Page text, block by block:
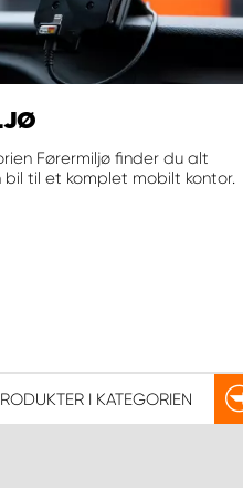
Førermiljø finder du alt
til et komplet mobilt kontor.
I KATEGORIEN